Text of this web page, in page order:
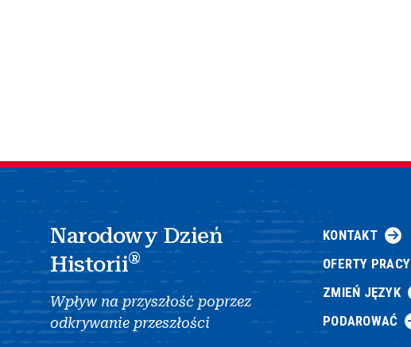
Narodowy Dzień
Historii®
Wpływ na przyszłość poprzez
odkrywanie przeszłości
KONTAKT
OFERTY PRACY
ZMIEŃ JĘZYK
PODAROWAĆ